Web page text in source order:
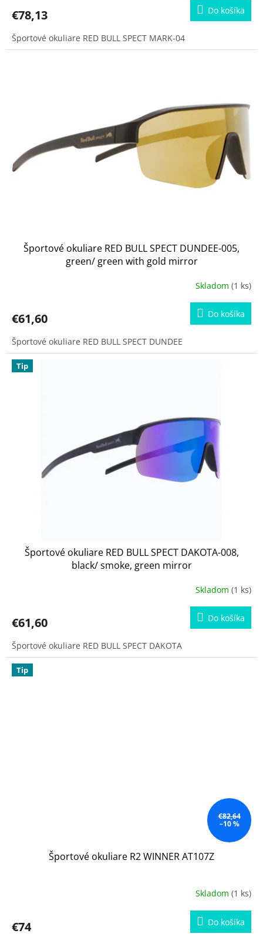
€78,13 Do košíka
Športové okuliare RED BULL SPECT MARK-04
Športové okuliare RED BULL SPECT DUNDEE-005,
green/ green with gold mirror
Skladom (1 ks)
€61,60 Do košíka
Športové okuliare RED BULL SPECT DUNDEE
Tip
Športové okuliare RED BULL SPECT DAKOTA-008,
black/ smoke, green mirror
Skladom (1 ks)
€61,60 Do košíka
Športové okuliare RED BULL SPECT DAKOTA
Tip
€82,64
–10 %
Športové okuliare R2 WINNER AT107Z
Skladom (1 ks)
€74 Do košíka